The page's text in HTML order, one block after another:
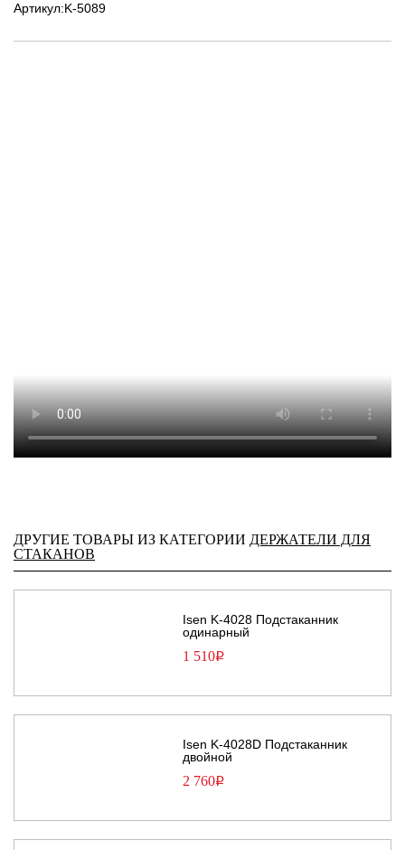
Артикул:K-5089
ДРУГИЕ ТОВАРЫ ИЗ КАТЕГОРИИ ДЕРЖАТЕЛИ ДЛЯ
СТАКАНОВ
Isen K-4028 Подстаканник
одинарный
1 510Р
Isen K-4028D Подстаканник
двойной
2 760Р